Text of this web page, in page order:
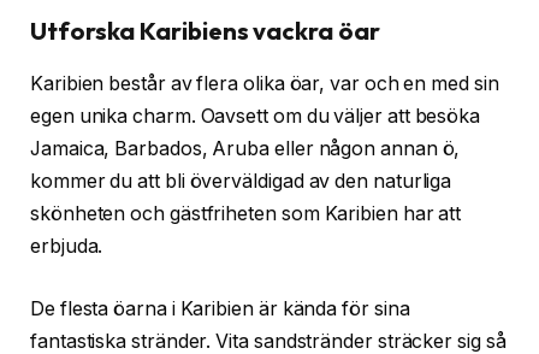
Utforska Karibiens vackra öar
Karibien består av flera olika öar, var och en med sin
egen unika charm. Oavsett om du väljer att besöka
Jamaica, Barbados, Aruba eller någon annan ö,
kommer du att bli överväldigad av den naturliga
skönheten och gästfriheten som Karibien har att
erbjuda.
De flesta öarna i Karibien är kända för sina
fantastiska stränder. Vita sandstränder sträcker sig så